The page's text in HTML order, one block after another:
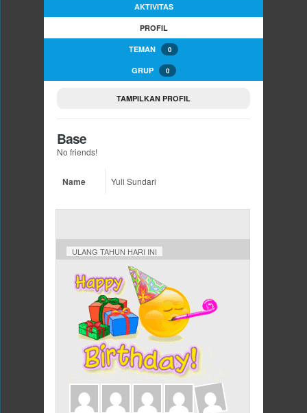
AKTIVITAS
PROFIL
TEMAN 0
GRUP 0
TAMPILKAN PROFIL
Base
No friends!
Name Yuli Sundari
ULANG TAHUN HARI INI